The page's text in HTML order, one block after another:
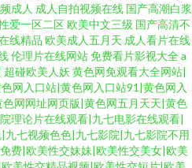
成人 成人自拍视频在线 国产高潮白浆
爱一区二区欧美中文三级 国产高清不
线精品 欧美成人五月天 成人看片在线
伦理片在线网站免费看片影视大全a
超碰欧美人妖 黄色网免观看大全网站|
网入口站|黄色网入口站91|黄色网入
网网址网页版|黄色网五月天天|黄色
理论片在线观看|九七电影在线观看|
七视频色色|九七影院|九七影院不用
费|欧美性交妹妹|欧美性交美女|欧美